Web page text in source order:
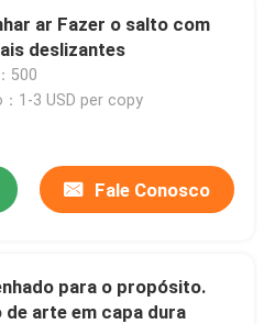
ar Fazer o salto com
deslizantes
500
1-3 USD per copy
Fale Conosco
para o propósito.
de arte em capa dura